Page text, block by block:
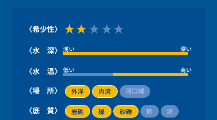
〈希少性〉
〈水 深〉 浅い 深い
〈水 温〉 低い 高い
〈場 所〉 外洋 内湾 河口域
〈底 質〉 岩礁 礫 砂礫 砂 泥